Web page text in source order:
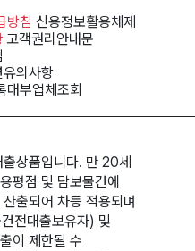
방침 신용정보활용체제
고객권리 안내문
의사항
대부업체조회
상품입니다. 만 20세
평점 및 담보물건에
출되어 차등 적용되며
전대출보유자) 및
이 제한될 수